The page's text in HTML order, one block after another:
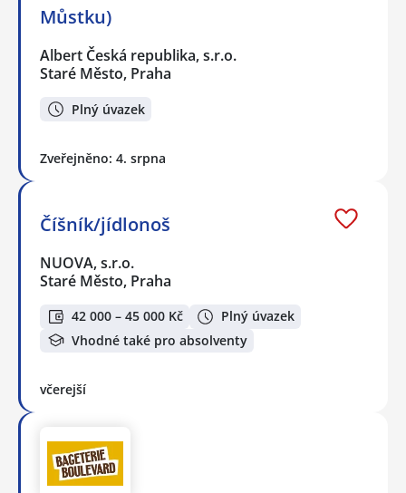
Můstku)
Albert Česká republika, s.r.o.
Staré Město, Praha
Plný úvazek
Zveřejněno: 4. srpna
Číšník/jídlonoš
NUOVA, s.r.o.
Staré Město, Praha
42 000 – 45 000 Kč
Plný úvazek
Vhodné také pro absolventy
včerejší